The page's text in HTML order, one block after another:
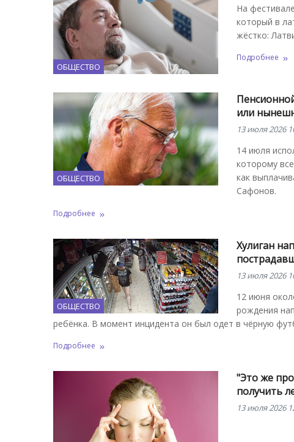
ОБЩЕСТВО
На
который в
жёстко:
Подробнее
ОБЩЕСТВО
или
13 июля 2026
14 июля
которому
как
Сафонов.
Подробнее
ОБЩЕСТВО
Хулиган
13 июля 2026
12 июня
рождения
ребёнка. В момент инцидента он был одет в чёрную
Подробнее
"Это же
получить
13 июля 2026